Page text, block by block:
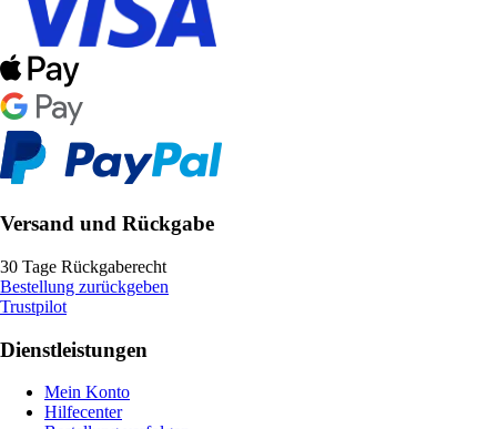
Versand und Rückgabe
30 Tage Rückgaberecht
Bestellung zurückgeben
Trustpilot
Dienstleistungen
Mein Konto
Hilfecenter